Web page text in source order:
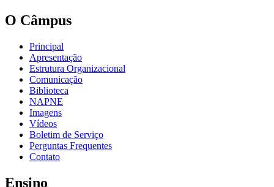
O Câmpus
Principal
Apresentação
Estrutura Organizacional
Comunicação
Biblioteca
NAPNE
Imagens
Vídeos
Boletim de Serviço
Perguntas Frequentes
Contato
Ensino